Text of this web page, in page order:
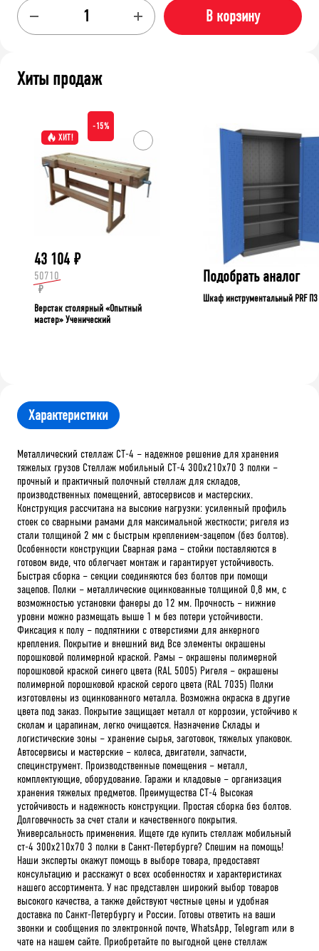
В корзину
Хиты продаж
ХИТ!
-15%
43 104 ₽
50710
₽
Верстак столярный «Опытный
мастер» Ученический
Подобрать аналог
Шкаф инструментальный PRF П3
Характеристики
Металлический стеллаж СТ-4 – надежное решение для хранения
тяжелых грузов Стеллаж мобильный СТ-4 300x210x70 3 полки –
прочный и практичный полочный стеллаж для складов,
производственных помещений, автосервисов и мастерских.
Конструкция рассчитана на высокие нагрузки: усиленный профиль
стоек со сварными рамами для максимальной жесткости; ригеля из
стали толщиной 2 мм с быстрым креплением-зацепом (без болтов).
Особенности конструкции Сварная рама – стойки поставляются в
готовом виде, что облегчает монтаж и гарантирует устойчивость.
Быстрая сборка – секции соединяются без болтов при помощи
зацепов. Полки – металлические оцинкованные толщиной 0,8 мм, с
возможностью установки фанеры до 12 мм. Прочность – нижние
уровни можно размещать выше 1 м без потери устойчивости.
Фиксация к полу – подпятники с отверстиями для анкерного
крепления. Покрытие и внешний вид Все элементы окрашены
порошковой полимерной краской. Рамы – окрашены полимерной
порошковой краской синего цвета (RAL 5005) Ригеля – окрашены
полимерной порошковой краской серого цвета (RAL 7035) Полки
изготовлены из оцинкованного металла. Возможна окраска в другие
цвета под заказ. Покрытие защищает металл от коррозии, устойчиво к
сколам и царапинам, легко очищается. Назначение Склады и
логистические зоны – хранение сырья, заготовок, тяжелых упаковок.
Автосервисы и мастерские – колеса, двигатели, запчасти,
специнструмент. Производственные помещения – металл,
комплектующие, оборудование. Гаражи и кладовые – организация
хранения тяжелых предметов. Преимущества СТ-4 Высокая
устойчивость и надежность конструкции. Простая сборка без болтов.
Долговечность за счет стали и качественного покрытия.
Универсальность применения. Ищете где купить стеллаж мобильный
ст-4 300x210x70 3 полки в Санкт-Петербурге? Спешим на помощь!
Наши эксперты окажут помощь в выборе товара, предоставят
консультацию и расскажут о всех особенностях и характеристиках
нашего ассортимента. У нас представлен широкий выбор товаров
высокого качества, а также действуют честные цены и удобная
доставка по Санкт-Петербургу и России. Готовы ответить на ваши
звонки и сообщения по электронной почте, WhatsApp, Telegram или в
чате на нашем сайте. Приобретайте по выгодной цене стеллаж